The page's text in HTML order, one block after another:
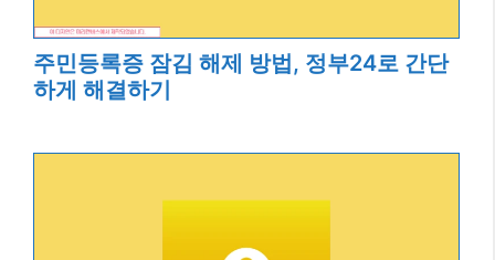
주민등록증 잠김 해제 방법, 정부24로 간단
하게 해결하기